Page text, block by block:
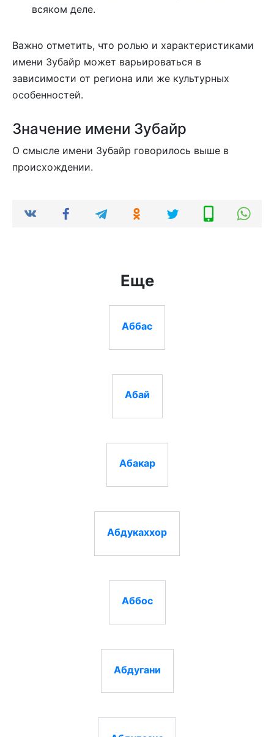
всяком деле.
Важно отметить, что ролью и характеристиками
имени Зубайр может варьироваться в
зависимости от региона или же культурных
особенностей.
Значение имени Зубайр
О смысле имени Зубайр говорилось выше в
происхождении.
Еще
Аббас
Абай
Абакар
Абдукаххор
Аббос
Абдугани